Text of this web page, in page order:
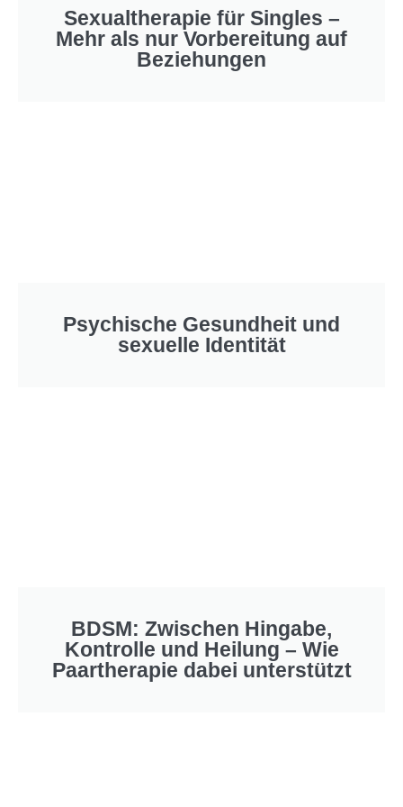
Sexualtherapie für Singles –
Mehr als nur Vorbereitung auf
Beziehungen
Psychische Gesundheit und
sexuelle Identität
BDSM: Zwischen Hingabe,
Kontrolle und Heilung – Wie
Paartherapie dabei unterstützt